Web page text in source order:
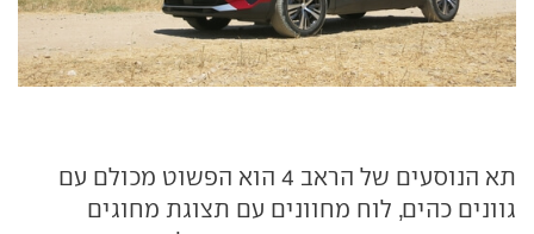
תא הנוסעים של הראב 4 הוא הפשוט מכולם עם
גוונים כהים, לוח מחוונים עם תצוגת מחוגים